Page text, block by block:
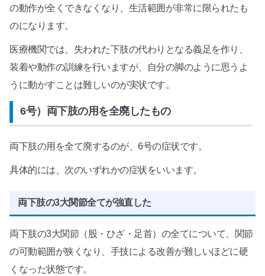
の動作が全くできなくなり、生活範囲が非常に限られたも
のになります。
医療機関では、失われた下肢の代わりとなる義足を作り、
装着や動作の訓練を行いますが、自分の脚のように思うよ
うに動かすことは難しいのが実状です。
6号）両下肢の用を全廃したもの
両下肢の用を全て廃するのが、6号の症状です。
具体的には、次のいずれかの症状をいいます。
両下肢の3大関節全てが強直した
両下肢の3大関節（股・ひざ・足首）の全てについて、関節
の可動範囲が狭くなり、手技による改善が難しいほどに硬
くなった状態です。